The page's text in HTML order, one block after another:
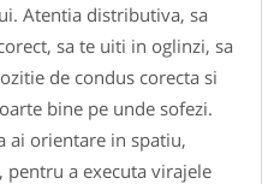
Atentia distributiva, sa
sa te uiti in oglinzi, sa
de condus corecta si
bine pe unde sofezi.
ai orientare in spatiu,
pentru a executa virajele